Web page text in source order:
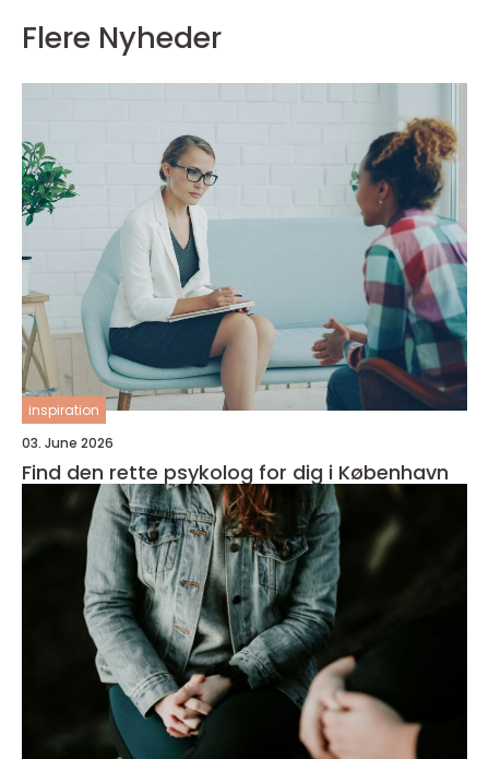
Flere Nyheder
inspiration
03. June 2026
Find den rette psykolog for dig i København